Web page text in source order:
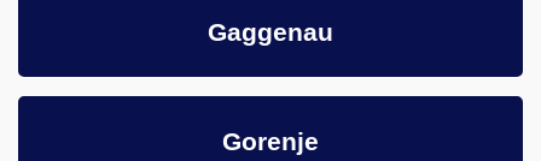
Gaggenau
Gorenje